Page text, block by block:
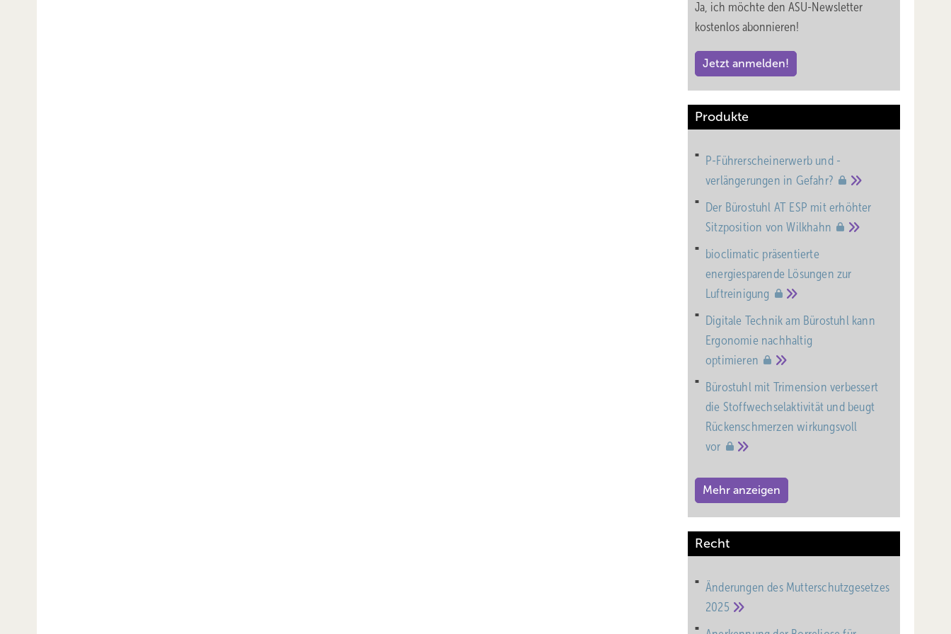
Ja, ich möchte den ASU-Newsletter
kostenlos abonnieren!
Jetzt anmelden!
Produkte
P-Führerscheinerwerb und -
verlängerungen in Gefahr?
Der Bürostuhl AT ESP mit erhöhter
Sitzposition vonWilkhahn
bioclimatic präsentierte
energiesparende Lösungen zur
Luftreinigung
Digitale Technik am Bürostuhl kann
Ergonomie nachhaltig
optimieren
Bürostuhl mit Trimension verbessert
die Stoffwechselaktivität und beugt
Rückenschmerzen wirkungsvoll
vor
Mehr anzeigen
Recht
Änderungen des Mutterschutz­gesetzes
2025